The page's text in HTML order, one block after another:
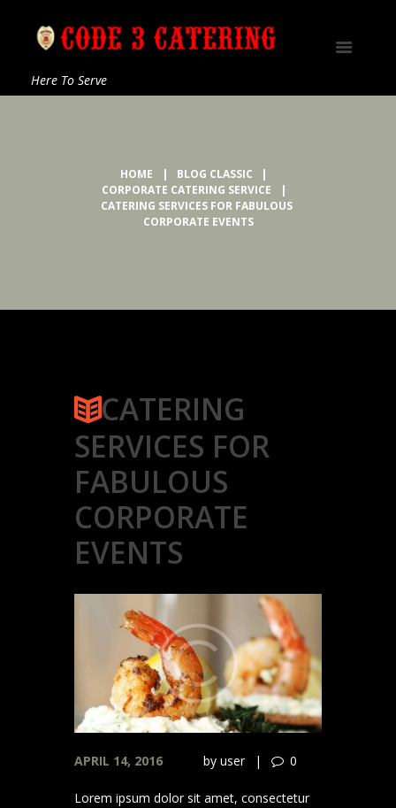
Here To Serve
HOME
BLOG CLASSIC
CORPORATE CATERING SERVICE
CATERING SERVICES FOR FABULOUS
CORPORATE EVENTS
CATERING
SERVICES FOR
FABULOUS
CORPORATE
EVENTS
APRIL 14, 2016 by user 0
Lorem ipsum dolor sit amet, consectetur